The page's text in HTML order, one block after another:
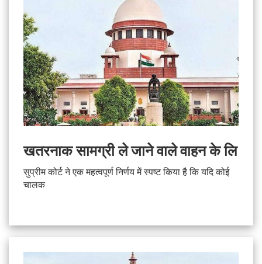
खतरनाक सामग्री ले जाने वाले वाहन के लि
सुप्रीम कोर्ट ने एक महत्वपूर्ण निर्णय में स्पष्ट किया है कि यदि कोई
चालक